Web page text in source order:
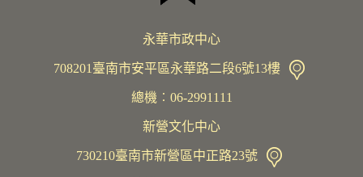
永華市政中心
708201臺南市安平區永華路二段6號13樓
總機︰06-2991111
新營文化中心
730210臺南市新營區中正路23號